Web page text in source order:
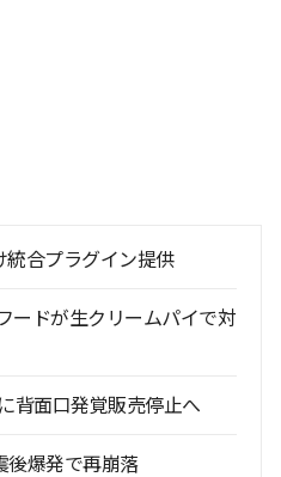
統合プラグイン提供
ードが生クリームパイで対
背面口発覚販売停止へ
後爆発で再崩落